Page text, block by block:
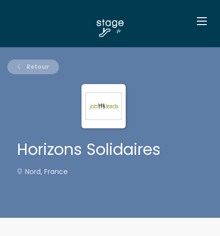
Retour
Horizons Solidaires
Nord, France